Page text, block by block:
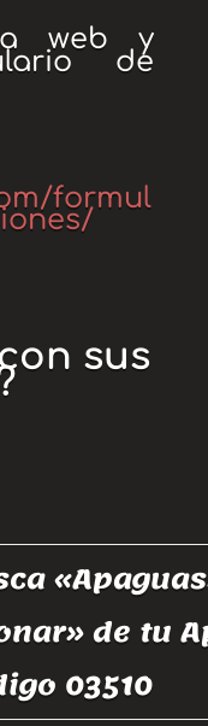
web y
de
formul
sus
de tu
03510